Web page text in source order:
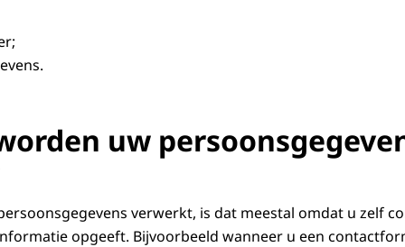
uw
verwerkt, is dat meestal omdat u zelf
opgeeft. Bijvoorbeeld wanneer u een